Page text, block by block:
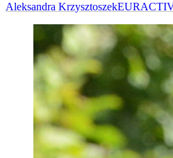
Aleksandra Krzysztoszek